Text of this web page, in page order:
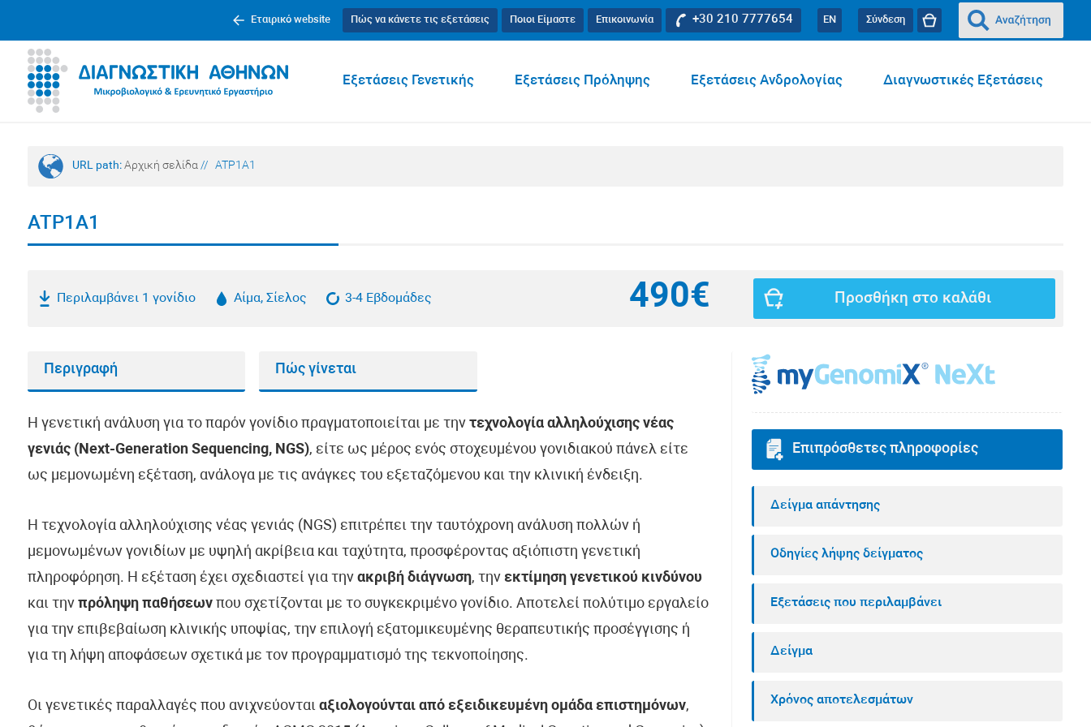
Σύνδεση
EN
+30 210 7777654
Επικοινωνία
Ποιοι Είμαστε
Πώς να κάνετε τις εξετάσεις
Εταιρικό website
Διαγνωστικές Εξετάσεις
Εξετάσεις Ανδρολογίας
Εξετάσεις Πρόληψης
Εξετάσεις Γενετικής
URL path: Αρχική σελίδα // ATP1A1
ATP1A1
Περιλαμβάνει 1 γονίδιο Αίμα, Σίελος 3-4 Εβδομάδες 490€ Προσθήκη στο καλάθι
Περιγραφή Πώς γίνεται
Η γενετική ανάλυση για το παρόν γονίδιο πραγματοποιείται με την τεχνολογία αλληλούχισης νέας
γενιάς (Next-Generation Sequencing, NGS), είτε ως μέρος ενός στοχευμένου γονιδιακού πάνελ είτε
ως μεμονωμένη εξέταση, ανάλογα με τις ανάγκες του εξεταζόμενου και την κλινική ένδειξη.
Η τεχνολογία αλληλούχισης νέας γενιάς (NGS) επιτρέπει την ταυτόχρονη ανάλυση πολλών ή
μεμονωμένων γονιδίων με υψηλή ακρίβεια και ταχύτητα, προσφέροντας αξιόπιστη γενετική
πληροφόρηση. Η εξέταση έχει σχεδιαστεί για την ακριβή διάγνωση, την εκτίμηση γενετικού κινδύνου
και την πρόληψη παθήσεωνπου σχετίζονται με το συγκεκριμένο γονίδιο. Αποτελεί πολύτιμο εργαλείο
για την επιβεβαίωση κλινικής υποψίας, την επιλογή εξατομικευμένης θεραπευτικής προσέγγισης ή
για τη λήψη αποφάσεων σχετικά με τον προγραμματισμό της τεκνοποίησης.
Οι γενετικές παραλλαγές που ανιχνεύονται αξιολογούνται από εξειδικευμένη ομάδα επιστημόνων,
Επιπρόσθετες πληροφορίες
Δείγμα απάντησης
Οδηγίες λήψης δείγματος
Εξετάσεις που περιλαμβάνει
Δείγμα
Χρόνος αποτελεσμάτων